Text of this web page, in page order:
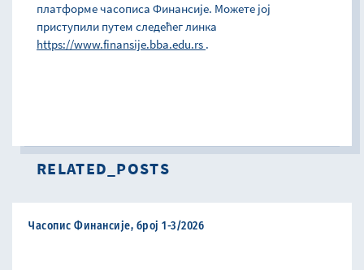
платформе часописа Финансије. Можете јој
приступили путем следећег линка
https://www.finansije.bba.edu.rs .
RELATED_POSTS
Часопис Финансије, број 1-3/2026